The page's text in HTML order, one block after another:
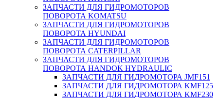
ЗАПЧАСТИ ДЛЯ ГИДРОМОТОРОВ
ПОВОРОТА KOMATSU
ЗАПЧАСТИ ДЛЯ ГИДРОМОТОРОВ
ПОВОРОТА HYUNDAI
ЗАПЧАСТИ ДЛЯ ГИДРОМОТОРОВ
ПОВОРОТА CATERPILLAR
ЗАПЧАСТИ ДЛЯ ГИДРОМОТОРОВ
ПОВОРОТА HANDOK HYDRAULIC
ЗАПЧАСТИ ДЛЯ ГИДРОМОТОРА JMF151
ЗАПЧАСТИ ДЛЯ ГИДРОМОТОРА KMF125
ЗАПЧАСТИ ДЛЯ ГИДРОМОТОРА KMF230